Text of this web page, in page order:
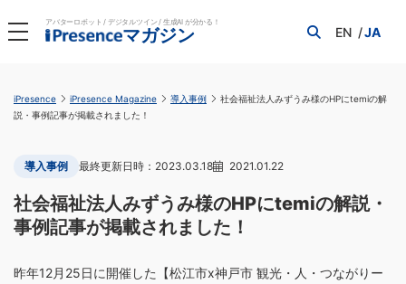
アバターロボット / デジタルツイン / 生成AI が分かる！
マガジン EN JA
iPresence iPresence Magazine 導入事例
社会福祉法人みずうみ様のHPにtemiの解
説・事例記事が掲載されました！
導入事例 2023.03.18 2021.01.22
社会福祉法人みずうみ様のHPにtemiの解説・
事例記事が掲載されました！
昨年12月25日に開催した【松江市x神戸市 観光・人・つながりー